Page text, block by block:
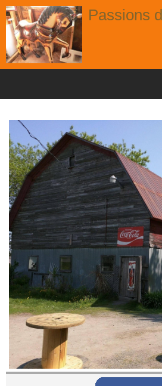
Passions
nouvelle arrivage aout
Album
Portes
Fenêtres
Chaises
Contact
Contactez nous!